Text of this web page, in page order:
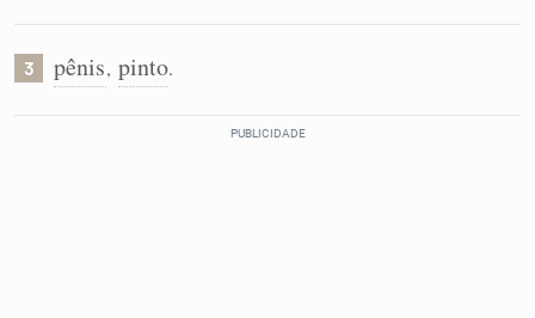
Conexões
3 pênis, pinto.